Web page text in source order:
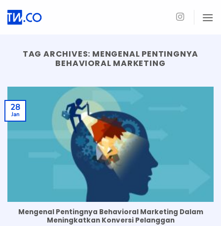
TAG ARCHIVES: MENGENAL PENTINGNYA
BEHAVIORAL MARKETING
Mengenal Pentingnya Behavioral Marketing Dalam
Meningkatkan Konversi Pelanggan
28
Jan